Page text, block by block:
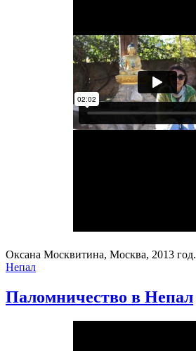
Оксана Москвитина, Москва, 2013 год.
Непал
Паломничество в Непал